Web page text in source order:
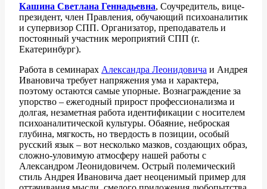
Кашина Светлана Геннадьевна, Соучредитель, вице-
президент, член Правления, обучающий психоаналитик
и супервизор СПП. Организатор, преподаватель и
постоянный участник мероприятий СПП (г.
Екатеринбург).
Работа в семинарах Александра Леонидовича и Андрея
Ивановича требует напряжения ума и характера,
поэтому остаются самые упорные. Вознаграждение за
упорство – ежегодный прирост профессионализма и
долгая, незаметная работа идентификации с носителем
психоаналитической культуры. Обаяние, неброская
глубина, мягкость, но твердость в позиции, особый
русский язык – вот несколько мазков, создающих образ,
сложно-уловимую атмосферу нашей работы с
Александром Леонидовичем. Острый полемический
стиль Андрея Ивановича дает неоценимый пример для